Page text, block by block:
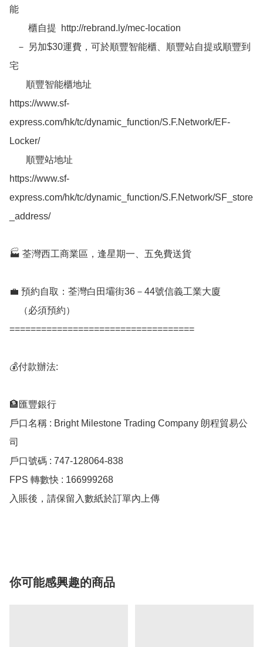
能
櫃自提  http://rebrand.ly/mec-location
－ 另加$30運費，可於順豐智能櫃、順豐站自提或順豐到
宅
順豐智能櫃地址
https://www.sf-
express.com/hk/tc/dynamic_function/S.F.Network/EF-
Locker/
順豐站地址
https://www.sf-
express.com/hk/tc/dynamic_function/S.F.Network/SF_store
_address/
🏭 荃灣西工商業區，逢星期一、五免費送貨
💼 預約自取：荃灣白田壩街36－44號信義工業大廈
（必須預約）
===================================
💰付款辦法:
🏦匯豐銀行
戶口名稱 : Bright Milestone Trading Company 朗程貿易公
司
戶口號碼 : 747-128064-838
FPS 轉數快 : 166999268
入賬後，請保留入數紙於訂單內上傳
你可能感興趣的商品